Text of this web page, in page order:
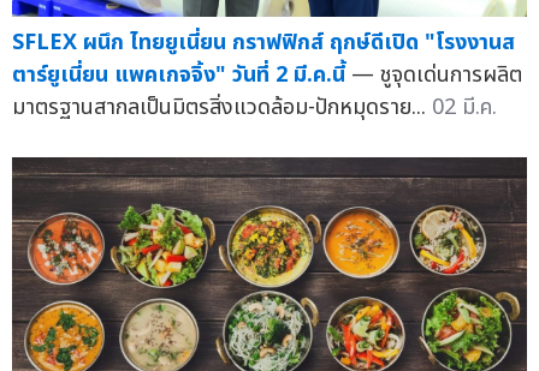
SFLEX ผนึก ไทยยูเนี่ยน กราฟฟิกส์ ฤกษ์ดีเปิด "โรงงานส
ตาร์ยูเนี่ยน แพคเกจจิ้ง" วันที่ 2 มี.ค.นี้ — ชูจุดเด่นการผลิต
มาตรฐานสากลเป็นมิตรสิ่งแวดล้อม-ปักหมุดราย... 02 มี.ค.